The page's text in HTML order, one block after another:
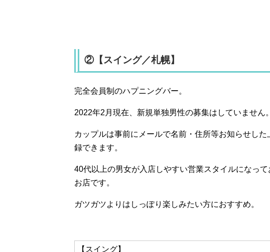
②【スイング／札幌】
完全会員制のハプニングバー。
2022年2月現在、新規単独男性の募集はしていません。
カップルは事前にメールで名前・住所等お知らせし
録できます。
40代以上の男女が入店しやすい営業スタイルになっ
お店です。
ガツガツよりはしっぽり楽しみたい方におすすめ。
【スイング】